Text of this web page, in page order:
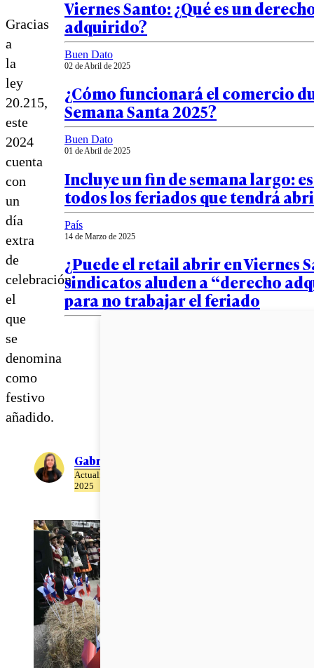
Gracias
a
la
ley
20.215,
este
2024
cuenta
con
un
día
extra
de
celebración
el
que
se
denomina
como
festivo
añadido.
Gabriela Romo
Actualizado el 22 de Abril del
2025
Viernes Santo: ¿Qué es un
adquirido?
Buen Dato
02 de Abril de 2025
¿Cómo funcionará el comercio
Semana Santa 2025?
Buen Dato
01 de Abril de 2025
Incluye un fin de semana largo:
todos los feriados que tendrá
País
14 de Marzo de 2025
¿Puede el retail abrir en Viernes
sindicatos aluden a “derecho
para no trabajar el feriado